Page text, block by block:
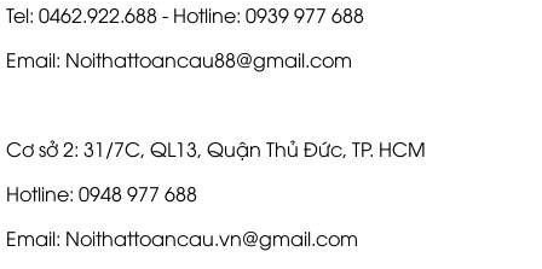
Tel: 0462.922.688 - Hotline: 0939 977 688
Email: Noithattoancau88@gmail.com
Cơ sở 2: 31/7C, QL13, Quận Thủ Đức, TP. HCM
Hotline: 0948 977 688
Email: Noithattoancau.vn@gmail.com